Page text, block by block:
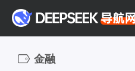
金融